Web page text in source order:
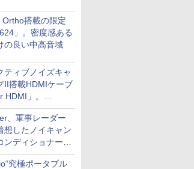
Ortho搭載の限定
」。密度感ある
の良い中高音域
ティブノイズキャ
II搭載HDMIケーブ
HDMI」。
から
、軍事レーダー
想したノイキャン
ンディショナー
」
究極ポータブル